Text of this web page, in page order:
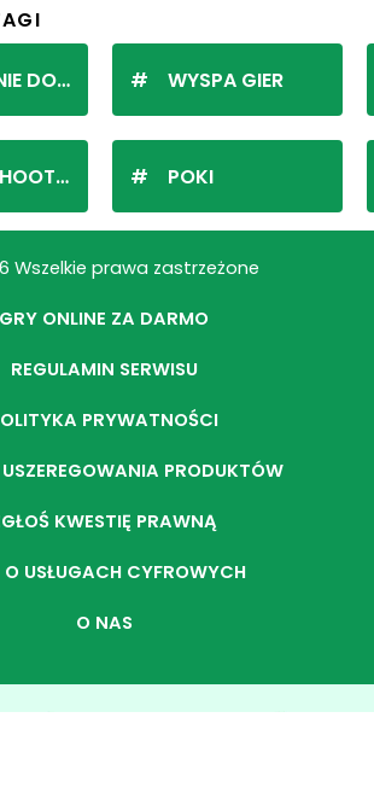
KULEK WYSPA GIER
POKI
Wszelkie prawa zastrzeżone
GRY ONLINE ZA DARMO
REGULAMIN SERWISU
PRYWATNOŚCI
PRODUKTÓW
KWESTIĘ PRAWNĄ
USŁUGACH CYFROWYCH
O NAS